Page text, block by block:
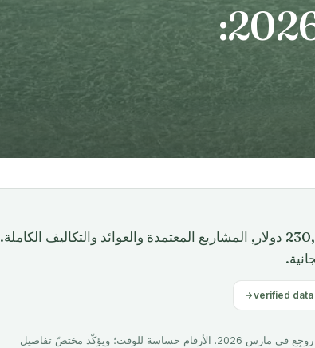
عقارات أنتيغوا وباربودا للجنسية 2026:
استثمار جنسية أنتيغوا العقارية من 230,000 دولار, المشاريع المعتمدة والعوائد والتكاليف الكاملة.
verified data
تم التحقق منه بواسطة Mirabello Consultancy · روجِع في مارس 2026. الأرقام حساسة للوقت؛ ويؤكّد مختصّ تفاصيل